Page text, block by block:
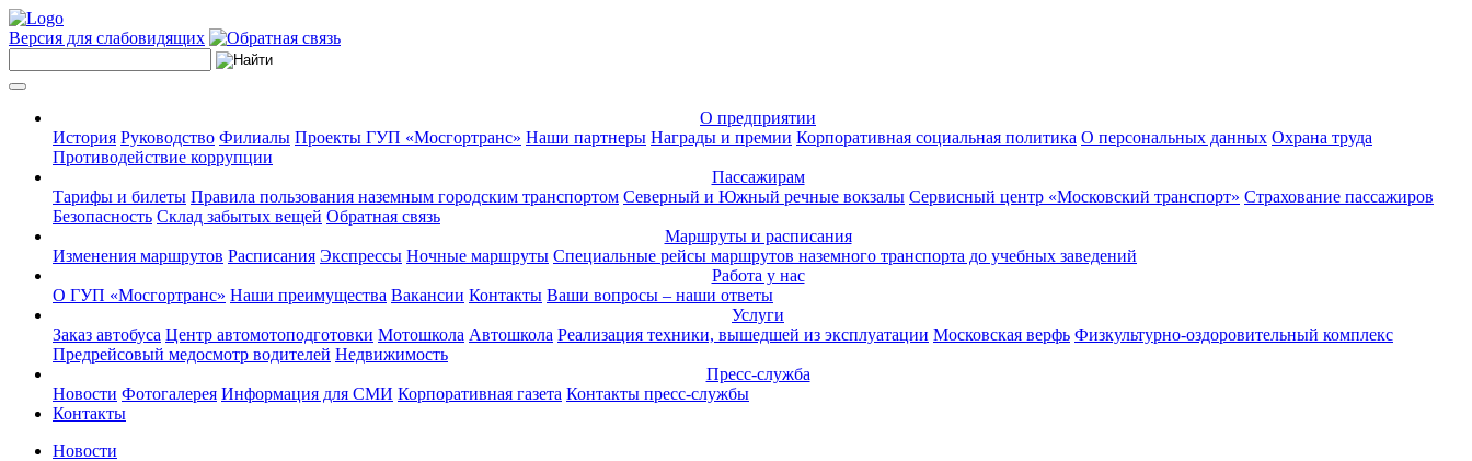
Версия для слабовидящих
О предприятии
История Руководство Филиалы Проекты ГУП «Мосгортранс» Наши партнеры Награды и премии Корпоративная социальная политика О персональных данных Охрана труда
Противодействие коррупции
Пассажирам
Тарифы и билеты Правила пользования наземным городским транспортом Северный и Южный речные вокзалы Сервисный центр «Московский транспорт» Страхование пассажиров
Безопасность Склад забытых вещей Обратная связь
Маршруты и расписания
Изменения маршрутов Расписания Экспрессы Ночные маршруты Специальные рейсы маршрутов наземного транспорта до учебных заведений
Работа у нас
О ГУП «Мосгортранс» Наши преимущества Вакансии Контакты Ваши вопросы – наши ответы
Услуги
Заказ автобуса Центр автомотоподготовки Мотошкола Автошкола Реализация техники, вышедшей из эксплуатации Московская верфь Физкультурно-оздоровительный комплекс
Предрейсовый медосмотр водителей Недвижимость
Пресс-служба
Новости Фотогалерея Информация для СМИ Корпоративная газета Контакты пресс-службы
Контакты
Новости